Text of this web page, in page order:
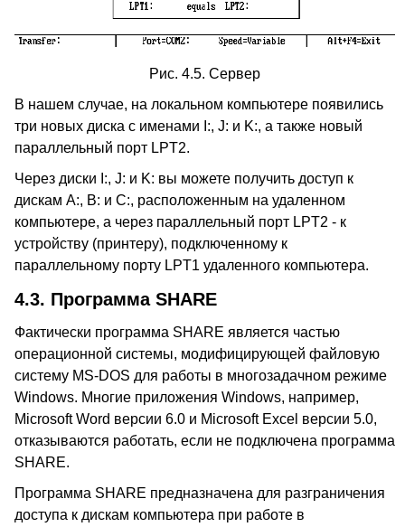
Рис. 4.5. Сервер
В нашем случае, на локальном компьютере появились
три новых диска с именами I:, J: и K:, а также новый
параллельный порт LPT2.
Через диски I:, J: и K: вы можете получить доступ к
дискам A:, B: и C:, расположенным на удаленном
компьютере, а через параллельный порт LPT2 - к
устройству (принтеру), подключенному к
параллельному порту LPT1 удаленного компьютера.
4.3. Программа SHARE
Фактически программа SHARE является частью
операционной системы, модифицирующей файловую
систему MS-DOS для работы в многозадачном режиме
Windows. Многие приложения Windows, например,
Microsoft Word версии 6.0 и Microsoft Excel версии 5.0,
отказываются работать, если не подключена программа
SHARE.
Программа SHARE предназначена для разграничения
доступа к дискам компьютера при работе в